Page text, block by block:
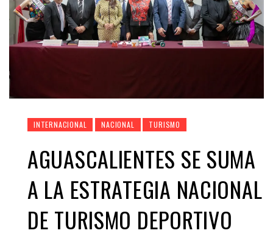
INTERNACIONAL NACIONAL TURISMO
AGUASCALIENTES SE SUMA
A LA ESTRATEGIA NACIONAL
DE TURISMO DEPORTIVO